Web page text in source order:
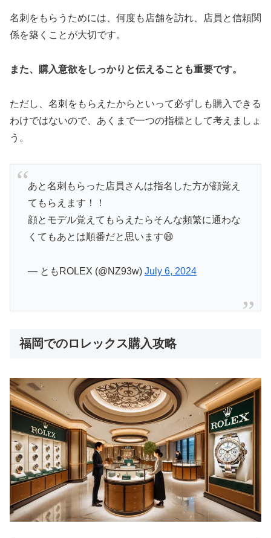
名刺をもらうためには、何度も店舗を訪れ、店員と信頼関
係を築くことが大切です。
また、購入意欲をしっかりと伝えることも重要です。
ただし、名刺をもらえたからといって必ずしも購入できる
わけではないので、あくまで一つの指標として考えましょ
う。
あと名刺もらった店員さんは指名した方が顔覚え
てもらえます！！
顔とモデル覚えてもらえたらそんな頻繁に通わな
くてもあとは順番だと思います😄
— ともROLEX (@NZ93w) July 6, 2024
福岡でのロレックス購入攻略